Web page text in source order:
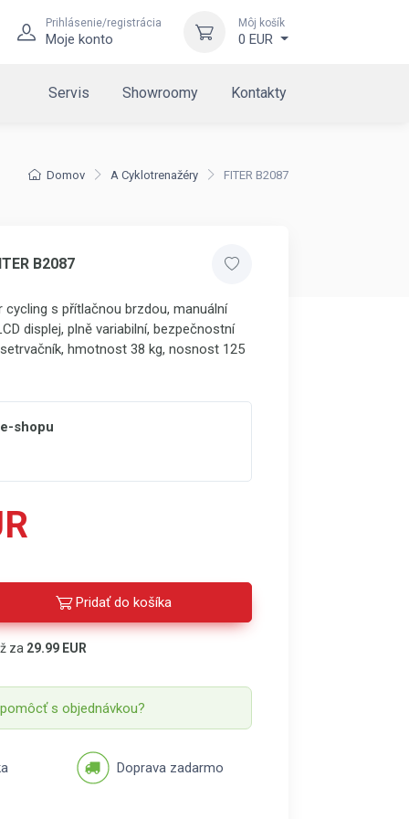
Prihlásenie/registrácia
Moje konto
Môj košík
0 EUR
Servis Showroomy Kontakty
Domov A Cyklotrenažéry FITER B2087
B2087
cycling s přítlačnou brzdou, manuální
displej, plně variabilní, bezpečnostní
hmotnost 38 kg, nosnost 125
shopu
Pridať do košíka
za 29.99 EUR
s objednávkou?
Doprava zadarmo